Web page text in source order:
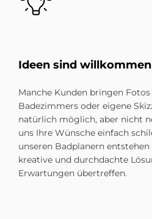
Ide­en sind will­kom­men
Manche Kunden bringen
Badezimmers oder eigene
natürlich möglich, aber nicht
uns Ihre Wünsche einfach
unseren Badplanern
kreative und durchdachte
Erwartungen übertreffen.